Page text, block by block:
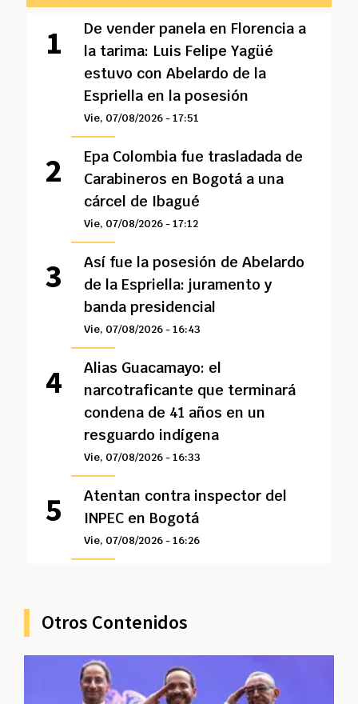
De vender panela en Florencia a
la tarima: Luis Felipe Yagüé
estuvo con Abelardo de la
Espriella en la posesión
Vie, 07/08/2026 - 17:51
Epa Colombia fue trasladada de
Carabineros en Bogotá a una
cárcel de Ibagué
Vie, 07/08/2026 - 17:12
Así fue la posesión de Abelardo
de la Espriella: juramento y
banda presidencial
Vie, 07/08/2026 - 16:43
Alias Guacamayo: el
narcotraficante que terminará
condena de 41 años en un
resguardo indígena
Vie, 07/08/2026 - 16:33
Atentan contra inspector del
INPEC en Bogotá
Vie, 07/08/2026 - 16:26
Otros Contenidos